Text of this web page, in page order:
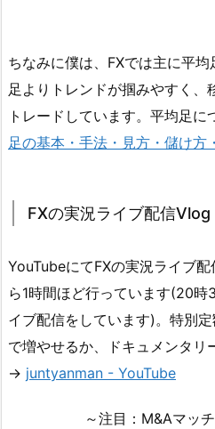
ちなみに僕は、FXでは主に平
足よりトレンドが掴みやすく、
トレードしています。平均足
足の基本・手法・見方・儲け方
FXの実況ライブ配信Vlog
YouTubeにてFXの実況ライブ
ら1時間ほど行っています(20時
イブ配信をしています)。特別
で増やせるか、ドキュメンタリ
→ juntyanman - YouTube
～注目：M&Aマッ